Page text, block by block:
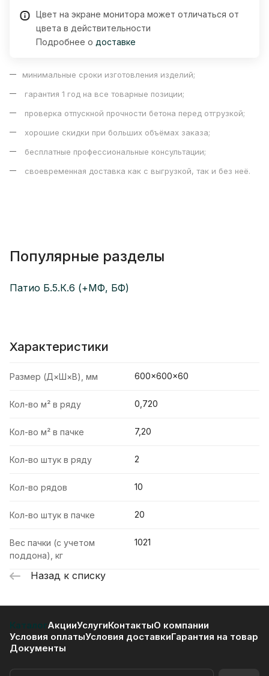
Цвет на экране монитора может отличаться от
цвета в действительности
Подробнее о доставке
минимальные сроки изготовления изделий;
гарантия 1 год на все товарные позиции;
проверка отпускной прочности бетона перед отгрузкой;
хорошие скидки при больших объёмах заказа;
бесплатные профессиональные консультации;
своевременная доставка как с выгрузкой, так и без неё.
Популярные разделы
Патио Б.5.К.6 (+МФ, БФ)
Характеристики
Размер (Д×Ш×В), мм 600×600×60
Кол-во м² в ряду 0,720
Кол-во м² в пачке 7,20
Кол-во штук в ряду 2
Кол-во рядов 10
Кол-во штук в пачке 20
Вес пачки (с учетом
поддона), кг
1021
Назад к списку
КаталогАкцииУслугиКонтактыО компании
Условия оплатыУсловия доставкиГарантия на товар
Документы